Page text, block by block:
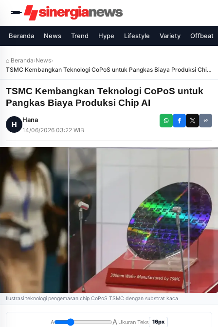
Beranda News Trend Hype Lifestyle Variety Offbeat
⌂ Beranda›News›
TSMC Kembangkan Teknologi CoPoS untuk Pangkas Biaya Produksi Chip
AI
TSMC Kembangkan Teknologi CoPoS untuk
Pangkas Biaya Produksi Chip AI
H
Hana
14/06/2026 03:22 WIB
Ilustrasi teknologi pengemasan chip CoPoS TSMC dengan substrat kaca
A A Ukuran Teks 16px